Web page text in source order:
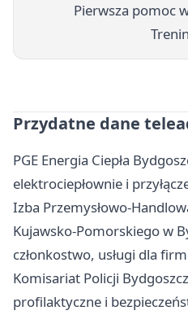
Pierwsza pomoc
Przydatne dane
PGE Energia Ciepła
elektrociepłownie i
Izba Przemysłowo-
Kujawsko-Pomorskiego w
członkostwo, usługi dla firm
Komisariat Policji
profilaktyczne i